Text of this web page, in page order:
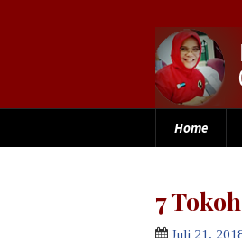
Home
7
Juli 21,